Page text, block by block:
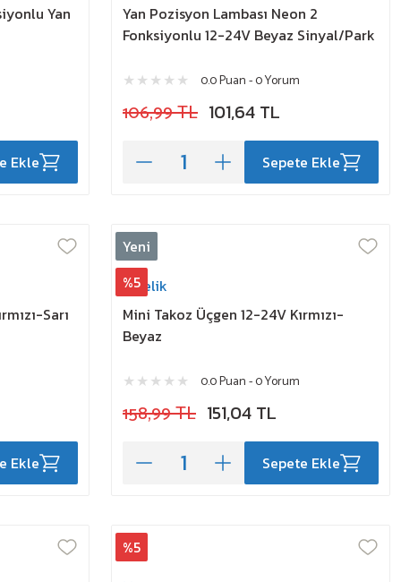
Yan
Ekle
Yan Pozisyon Lambası Neon 2
Fonksiyonlu 12-24V Beyaz Sinyal/Park
0.0 Puan - 0 Yorum
106,99 TL 101,64 TL
Sepete Ekle
Sarı
Ekle
Yeni
%5
Erçelik
Mini Takoz Üçgen 12-24V Kırmızı-
Beyaz
0.0 Puan - 0 Yorum
158,99 TL 151,04 TL
Sepete Ekle
%5